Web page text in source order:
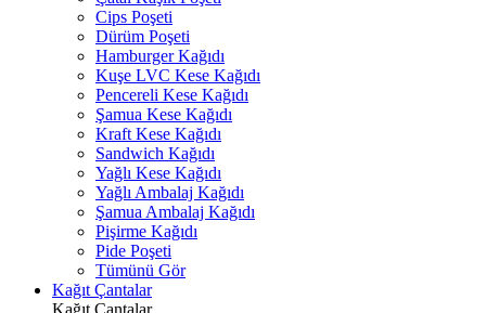
Cips Poşeti
Dürüm Poşeti
Hamburger Kağıdı
Kuşe LVC Kese Kağıdı
Pencereli Kese Kağıdı
Şamua Kese Kağıdı
Kraft Kese Kağıdı
Sandwich Kağıdı
Yağlı Kese Kağıdı
Yağlı Ambalaj Kağıdı
Şamua Ambalaj Kağıdı
Pişirme Kağıdı
Pide Poşeti
Tümünü Gör
Kağıt Çantalar
Kağıt Çantalar